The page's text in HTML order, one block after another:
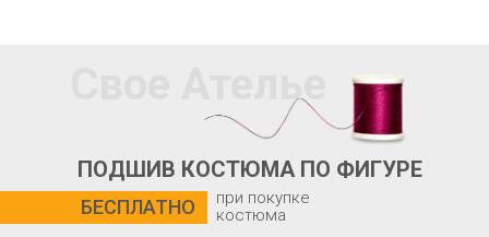
Свое Ателье
ПОДШИВ КОСТЮМА ПО ФИГУРЕ
БЕСПЛАТНО
при покупке
костюма